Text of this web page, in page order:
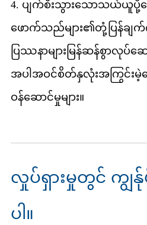
4. ပျက်စီးသွားသောသယ်ယူပို့ဆ
ဖောက်သည်များ၏တုံ့ပြန်ချက်ကို
ပြဿနာများမြန်ဆန်စွာလုပ်
အပါအဝင်စိတ်နှလုံးအကြွင်းမဲ့ရေ
ဝန်ဆောင်မှုများ။
လှုပ်ရှားမှုတွင် က
ပါ။